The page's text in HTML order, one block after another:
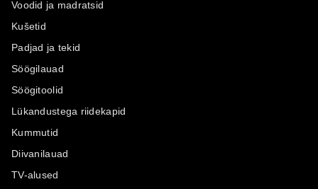
Voodid ja madratsid
Kušetid
Padjad ja tekid
Söögilauad
Söögitoolid
Lükandustega riidekapid
Kummutid
Diivanilauad
TV-alused